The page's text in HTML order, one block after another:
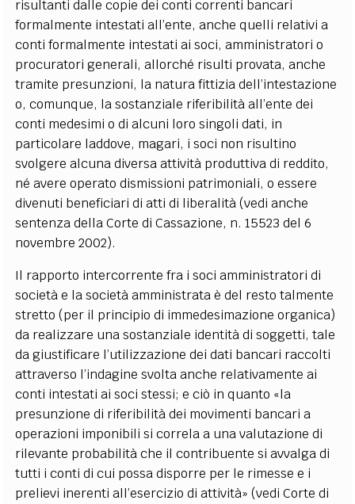
risultanti dalle copie dei conti correnti bancari
formalmente intestati all’ente, anche quelli relativi a
conti formalmente intestati ai soci, amministratori o
procuratori generali, allorché risulti provata, anche
tramite presunzioni, la natura fittizia dell’intestazione
o, comunque, la sostanziale riferibilità all’ente dei
conti medesimi o di alcuni loro singoli dati, in
particolare laddove, magari, i soci non risultino
svolgere alcuna diversa attività produttiva di reddito,
né avere operato dismissioni patrimoniali, o essere
divenuti beneficiari di atti di liberalità (vedi anche
sentenza della Corte di Cassazione, n. 15523 del 6
novembre 2002).
Il rapporto intercorrente fra i soci amministratori di
società e la società amministrata è del resto talmente
stretto (per il principio di immedesimazione organica)
da realizzare una sostanziale identità di soggetti, tale
da giustificare l’utilizzazione dei dati bancari raccolti
attraverso l’indagine svolta anche relativamente ai
conti intestati ai soci stessi; e ciò in quanto «la
presunzione di riferibilità dei movimenti bancari a
operazioni imponibili si correla a una valutazione di
rilevante probabilità che il contribuente si avvalga di
tutti i conti di cui possa disporre per le rimesse e i
prelievi inerenti all’esercizio di attività» (vedi Corte di